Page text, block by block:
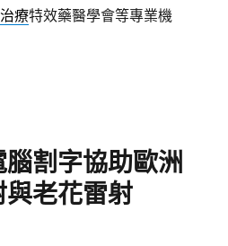
療特效藥醫學會等專業機
割字協助歐洲
老花雷射